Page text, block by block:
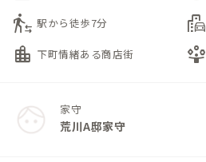
transfer_within_a_station 駅から徒歩7分 emoji_transportation
location_city 下町情緒ある商店街 person_play
家守
荒川A邸家守